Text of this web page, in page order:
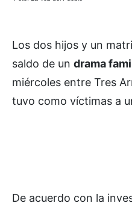
Los dos hijos y un
saldo de un drama
miércoles entre Tres
tuvo como víctimas a
De acuerdo con la